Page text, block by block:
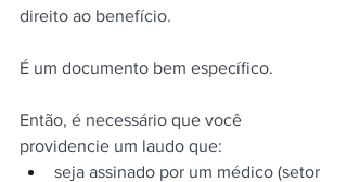
direito ao benefício.
É um documento bem específico.
Então, é necessário que você
providencie um laudo que:
seja assinado por um médico (setor